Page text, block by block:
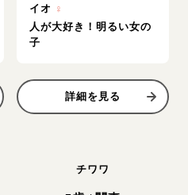
イオ ♀
人が大好き！明るい女の
子
詳細を見る
チワワ